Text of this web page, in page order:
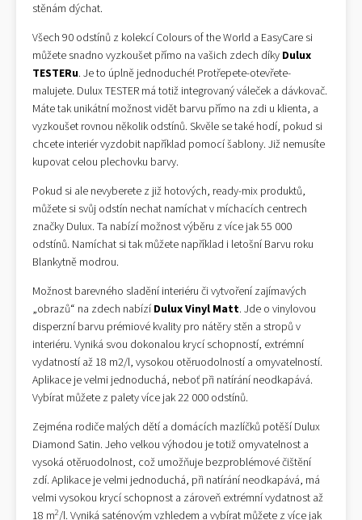
stěnám dýchat.
Všech 90 odstínů z kolekcí Colours of the World a EasyCare si
můžete snadno vyzkoušet přímo na vašich zdech díky Dulux
TESTERu. Je to úplně jednoduché! Protřepete-otevřete-
malujete. Dulux TESTER má totiž integrovaný váleček a dávkovač.
Máte tak unikátní možnost vidět barvu přímo na zdi u klienta, a
vyzkoušet rovnou několik odstínů. Skvěle se také hodí, pokud si
chcete interiér vyzdobit například pomocí šablony. Již nemusíte
kupovat celou plechovku barvy.
Pokud si ale nevyberete z již hotových, ready-mix produktů,
můžete si svůj odstín nechat namíchat v míchacích centrech
značky Dulux. Ta nabízí možnost výběru z více jak 55 000
odstínů. Namíchat si tak můžete například i letošní Barvu roku
Blankytně modrou.
Možnost barevného sladění interiéru či vytvoření zajímavých
„obrazů“ na zdech nabízí Dulux Vinyl Matt. Jde o vinylovou
disperzní barvu prémiové kvality pro nátěry stěn a stropů v
interiéru. Vyniká svou dokonalou krycí schopností, extrémní
vydatností až 18 m2/l, vysokou otěruodolností a omyvatelností.
Aplikace je velmi jednoduchá, neboť při natírání neodkapává.
Vybírat můžete z palety více jak 22 000 odstínů.
Zejména rodiče malých dětí a domácích mazlíčků potěší Dulux
Diamond Satin. Jeho velkou výhodou je totiž omyvatelnost a
vysoká otěruodolnost, což umožňuje bezproblémové čištění
zdí. Aplikace je velmi jednoduchá, při natírání neodkapává, má
velmi vysokou krycí schopnost a zároveň extrémní vydatnost až
18 m2/l. Vyniká saténovým vzhledem a vybírat můžete z více jak